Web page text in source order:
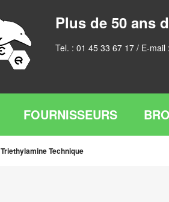
Plus de 50 ans
Tel. : 01 45 33 67 17 / E-mail :
FOURNISSEURS
Triethylamine Technique